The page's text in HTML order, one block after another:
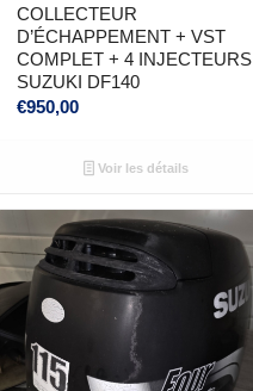
COLLECTEUR
D’ÉCHAPPEMENT + VST
COMPLET + 4 INJECTEURS
SUZUKI DF140
€950,00
Voir les détails